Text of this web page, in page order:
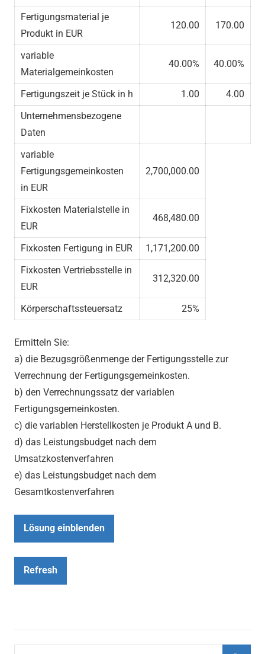
Fertigungsmaterial je
Produkt in EUR
120.00 170.00
variable
Materialgemeinkosten
40.00% 40.00%
Fertigungszeit je Stück in h 1.00
4.00
Unternehmensbezogene
Daten
variable
Fertigungsgemeinkosten
in EUR
2,700,000.00
Fixkosten Materialstelle in
EUR
468,480.00
Fixkosten Fertigung in EUR
1,171,200.00
Fixkosten Vertriebsstelle in
EUR
312,320.00
Körperschaftssteuersatz 25%
Ermitteln Sie:
a) die Bezugsgrößenmenge der Fertigungsstelle zur
Verrechnung der Fertigungsgemeinkosten.
b) den Verrechnungssatz der variablen
Fertigungsgemeinkosten.
c) die variablen Herstellkosten je Produkt A und B.
d) das Leistungsbudget nach dem
Umsatzkostenverfahren
e) das Leistungsbudget nach dem
Gesamtkostenverfahren
Lösung einblenden
Refresh